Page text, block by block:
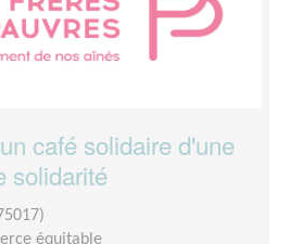
café solidaire d'une
solidarité
équitable